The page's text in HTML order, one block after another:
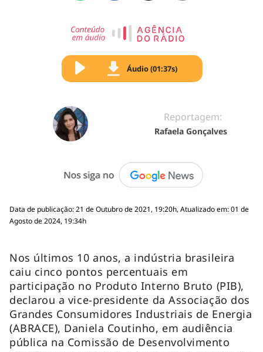
Áudio (01:37s)
Reportagem:
Rafaela Gonçalves
Data de publicação: 21 de Outubro de 2021, 19:20h, Atualizado em: 01 de
Agosto de 2024, 19:34h
Nos últimos 10 anos, a indústria brasileira
caiu cinco pontos percentuais em
participação no Produto Interno Bruto (PIB),
declarou a vice-presidente da Associação dos
Grandes Consumidores Industriais de Energia
(ABRACE), Daniela Coutinho, em audiência
pública na Comissão de Desenvolvimento